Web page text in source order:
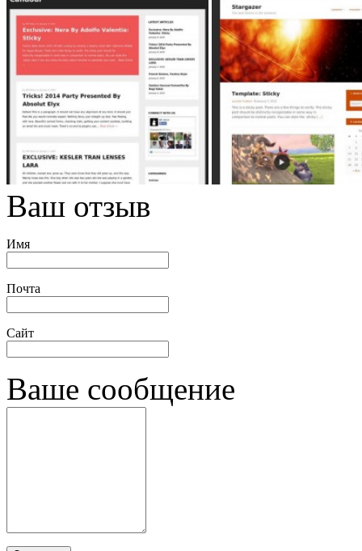
Ваш отзыв
Имя
Почта
Сайт
Ваше сообщение